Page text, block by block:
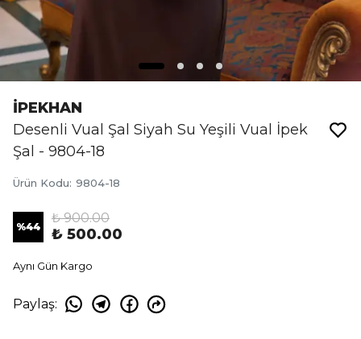
İPEKHAN
Desenli Vual Şal Siyah Su Yeşili Vual İpek
Şal - 9804-18
Ürün Kodu: 9804-18
%44
₺ 900.00
₺ 500.00
Aynı Gün Kargo
Paylaş: